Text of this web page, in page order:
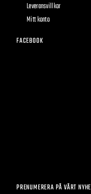
Leveransvillkor
Mitt konto
FACEBOOK
PRENUMERERA PÅ VÅRT